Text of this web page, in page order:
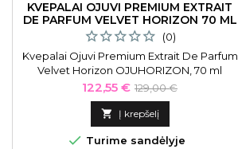
KVEPALAI OJUVI PREMIUM EXTRAIT
DE PARFUM VELVET HORIZON 70 ML
(0)
Kvepalai Ojuvi Premium Extrait De Parfum
Velvet Horizon OJUHORIZON, 70 ml
Kaina
122,55 € Bazinė
kaina
129,00 €
 Į krepšelį
 Turime sandėlyje